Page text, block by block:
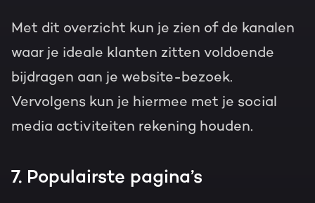
Met dit overzicht kun je zien of de kanalen
waar je ideale klanten zitten voldoende
bijdragen aan je website-bezoek.
Vervolgens kun je hiermee met je social
media activiteiten rekening houden.
7. Populairste pagina’s